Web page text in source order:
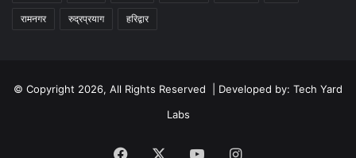
रामनगर रुद्रप्रयाग हरिद्वार
© Copyright 2026, All Rights Reserved | Developed by: Tech Yard
Labs
Facebook YouTubeInstagram